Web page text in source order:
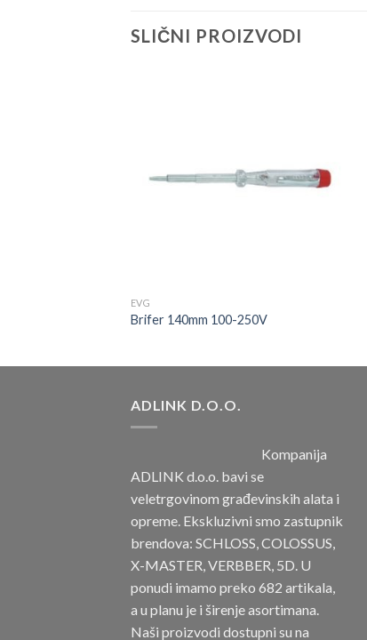
SLIČNI PROIZVODI
EVG
Brifer 140mm 100-250V
ADLINK D.O.O.
Kompanija
ADLINK d.o.o. bavi se
veletrgovinom građevinskih alata i
opreme. Ekskluzivni smo zastupnik
brendova: SCHLOSS, COLOSSUS,
X-MASTER, VERBBER, 5D. U
ponudi imamo preko 682 artikala,
a u planu je i širenje asortimana.
Naši proizvodi dostupni su na